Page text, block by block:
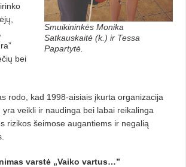
Smuikininkės Monika
Satkauskaitė (k.) ir Tessa
Papartytė.
bei
rodo, kad 1998-aisiais įkurta organizacija
veikli ir naudinga bei labai reikalinga
rizikos šeimose augantiems ir negalią
varstė „Vaiko vartus…”